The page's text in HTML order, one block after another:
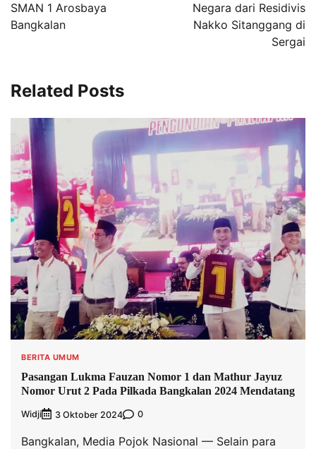
SMAN 1 Arosbaya
Bangkalan
Negara dari Residivis
Nakko Sitanggang di
Sergai
Related Posts
BERITA UMUM
Pasangan Lukma Fauzan Nomor 1 dan Mathur Jayuz
Nomor Urut 2 Pada Pilkada Bangkalan 2024 Mendatang
Widji 3 Oktober 2024 0
Bangkalan, Media Pojok Nasional — Selain para